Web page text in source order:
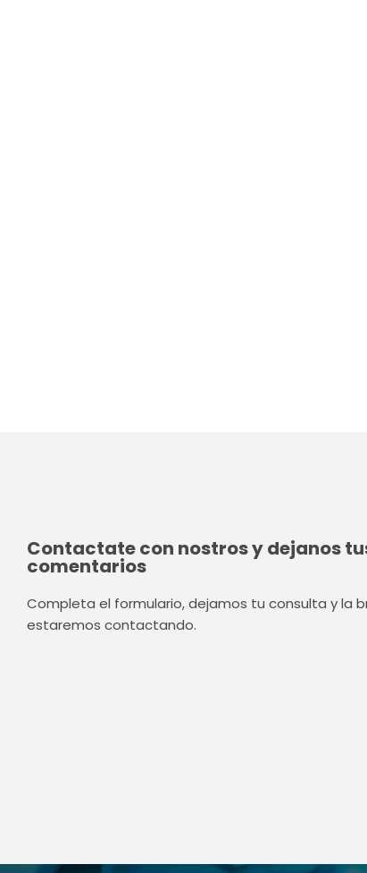
Contactate con nostros y dejanos
comentarios
Completa el formulario, dejamos tu consulta y la
estaremos contactando.